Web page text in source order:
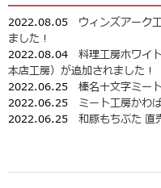
2022.08.05 ウィンズアーク
ました！
2022.08.04 料理工房ホワイ
本店工房）が追加されました！
2022.06.25 榛名十文字ミー
2022.06.25 ミート工房かわ
2022.06.25 和豚もちぶた 直